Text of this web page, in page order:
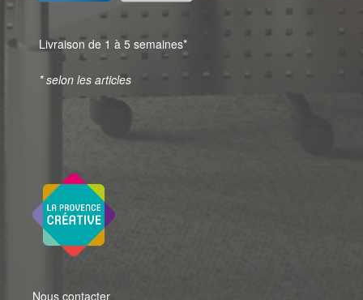
Livraison de 1 à 5 semaines*
* selon les articles
Nous contacter